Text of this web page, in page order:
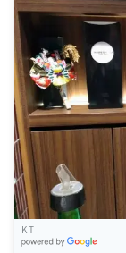
K T